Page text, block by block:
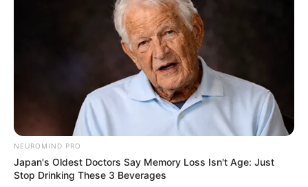
NEUROMIND PRO
Japan's Oldest Doctors Say Memory Loss Isn't Age: Just
Stop Drinking These 3 Beverages